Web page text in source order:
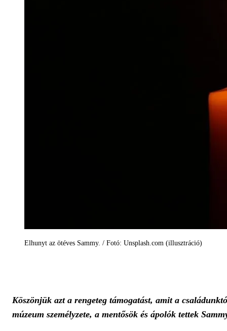
Elhunyt az ötéves Sammy. / Fotó: Unsplash.com (illusztráció)
Köszönjük azt a rengeteg támogatást, amit a
múzeum személyzete, a mentősök és ápolók tettek